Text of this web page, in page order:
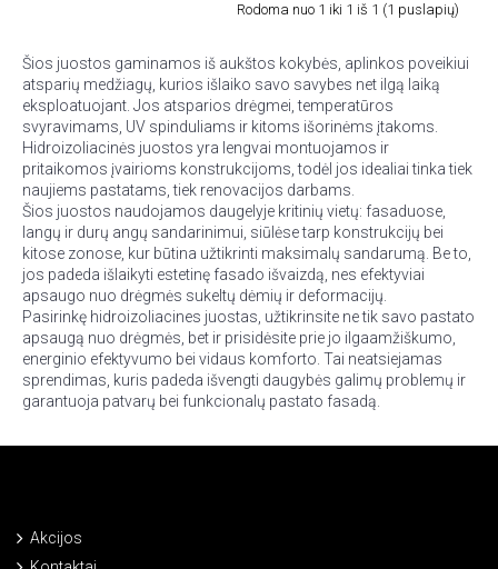
Rodoma nuo 1 iki 1 iš 1 (1 puslapių)
Šios juostos gaminamos iš aukštos kokybės, aplinkos poveikiui
atsparių medžiagų, kurios išlaiko savo savybes net ilgą laiką
eksploatuojant. Jos atsparios drėgmei, temperatūros
svyravimams, UV spinduliams ir kitoms išorinėms įtakoms.
Hidroizoliacinės juostos yra lengvai montuojamos ir
pritaikomos įvairioms konstrukcijoms, todėl jos idealiai tinka tiek
naujiems pastatams, tiek renovacijos darbams.
Šios juostos naudojamos daugelyje kritinių vietų: fasaduose,
langų ir durų angų sandarinimui, siūlėse tarp konstrukcijų bei
kitose zonose, kur būtina užtikrinti maksimalų sandarumą. Be to,
jos padeda išlaikyti estetinę fasado išvaizdą, nes efektyviai
apsaugo nuo drėgmės sukeltų dėmių ir deformacijų.
Pasirinkę hidroizoliacines juostas, užtikrinsite ne tik savo pastato
apsaugą nuo drėgmės, bet ir prisidėsite prie jo ilgaamžiškumo,
energinio efektyvumo bei vidaus komforto. Tai neatsiejamas
sprendimas, kuris padeda išvengti daugybės galimų problemų ir
garantuoja patvarų bei funkcionalų pastato fasadą.
Akcijos